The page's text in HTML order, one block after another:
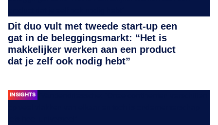
Dit duo vult met tweede start-up een
gat in de beleggingsmarkt: “Het is
makkelijker werken aan een product
dat je zelf ook nodig hebt”
INSIGHTS